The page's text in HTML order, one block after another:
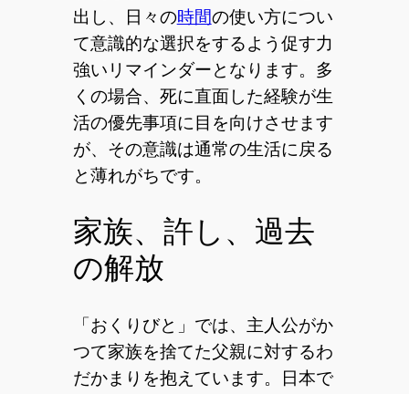
出し、日々の時間の使い方につい
て意識的な選択をするよう促す力
強いリマインダーとなります。多
くの場合、死に直面した経験が生
活の優先事項に目を向けさせます
が、その意識は通常の生活に戻る
と薄れがちです。
家族、許し、過去
の解放
「おくりびと」では、主人公がか
つて家族を捨てた父親に対するわ
だかまりを抱えています。日本で